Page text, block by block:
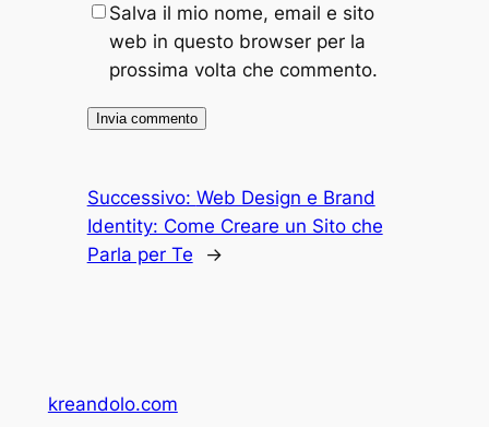
Salva il mio nome, email e sito
web in questo browser per la
prossima volta che commento.
Successivo: Web Design e Brand
Identity: Come Creare un Sito che
Parla per Te
→
kreandolo.com